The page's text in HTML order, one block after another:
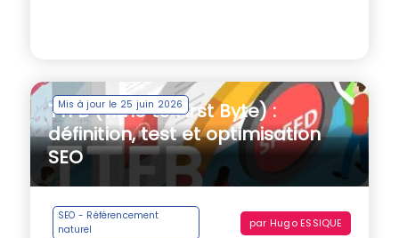
Mis à jour le 25 juin 2026
TTFB (Time to First Byte) :
définition, test et optimisation
SEO
SEO - Référencement
naturel
par Hugo ESSIQUE